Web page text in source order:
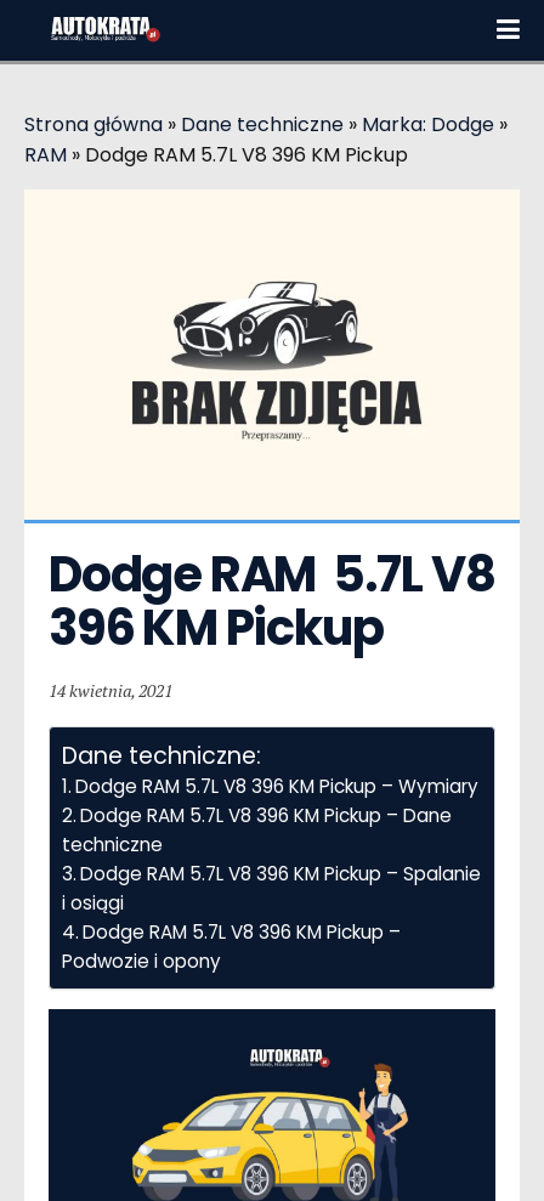
Strona główna » Dane techniczne » Marka: Dodge »
RAM » Dodge RAM 5.7L V8 396 KM Pickup
Dodge RAM  5.7L V8
396 KM Pickup
14 kwietnia, 2021
Dane techniczne:
Dodge RAM 5.7L V8 396 KM Pickup – Wymiary
Dodge RAM 5.7L V8 396 KM Pickup – Dane
techniczne
Dodge RAM 5.7L V8 396 KM Pickup – Spalanie
i osiągi
Dodge RAM 5.7L V8 396 KM Pickup –
Podwozie i opony